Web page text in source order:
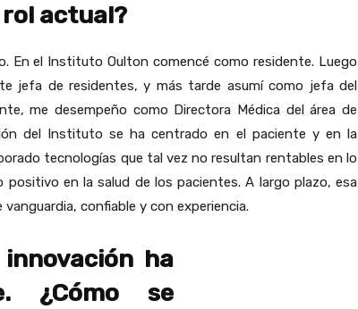
actual?
En el Instituto Oulton comencé como residente. Luego
jefa de residentes, y más tarde asumí como jefa del
me desempeño como Directora Médica del área de
del Instituto se ha centrado en el paciente y en la
tecnologías que tal vez no resultan rentables en lo
en la salud de los pacientes. A largo plazo, esa
confiable y con experiencia.
ha
¿Cómo se